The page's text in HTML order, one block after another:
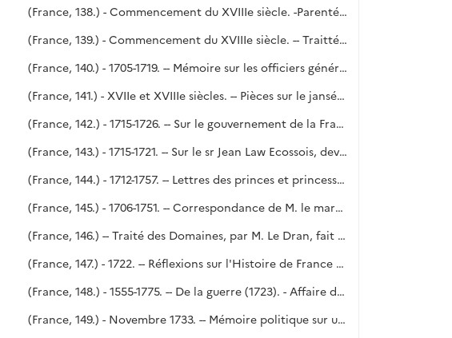
(France, 138.) - Commencement du XVIIIe siècle. -Parenté de Monseigneur le duc de Chartres composée de tous les Roys et de tous les souverains Princes et Princesses de la chrestienté qui vivent présentement.
(France, 139.) - Commencement du XVIIIe siècle. -- Traitté de la Régence. - Étude historique sur les régences depuis les origines de la monarchie française jusqu'au commencement du XVIIIe siècle.
(France, 140.) - 1705-1719. -- Mémoire sur les officiers généraux, sur l'administration en partie double des revenus de l'État et autres questions de finance, par Desmarets. - Lettre du même à Mme de Maintenon (1709). - Mémoire et lettres de Chamillart au roi et à Mme de Maintenon (1705). - Administration des bâtiments du roi par Mansart. - Transfert de l'argenterie des églises à la Monnaie. - Mémoires de d'Argenson sur les finances ; - des députés du Commerce sur le papier monnaie. - Projets relatifs au Guet et à la création d'une Chambre ecclésiastique supérieure.
(France, 141.) - XVIIe et XVIIIe siècles. -- Pièces sur le jansénisme et sur le quiétisme. - Dissertation intitulée : Les trois décisions de l'Église dans l'affaire des cinq propositions de Jansénius.
(France, 142.) - 1715-1726. -- Sur le gouvernement de la France sous la régence du prince Philippe, petit-fils de France, duc d'Orléans, après l'avènement du roy Louis XV au trône à l'âge de cinq ans et demi, le 1er septembre 1715, jusqu'en 1726, par N.-L. Le Dran, chef du Dépôt des Affaires étrangères au Vieux Louvre.
(France, 143.) - 1715-1721. -- Sur le sr Jean Law Ecossois, devenu contrôleur général des finances du royaume de France au tems de la régence du Duc d'Orléans. - Sur les suites du système du sieur Law en France, par N.-L. Le Dran. - Sonnet sur M. Law (1720). - Calotte de M. Law. - L'Abeille, poésie par P.-M.-S. d'Abbeville, gentilhomme ordinaire du roy.
(France, 144.) - 1712-1757. -- Lettres des princes et princesses du sang à M. le duc de Noailles. (Prince de Conty, 1723. - Princesse de Conty, 1736. - Princesses de Conty douairières, 1717-1744. - Mlle de la Roche-sur-Yon, 1737. Duc du Maine, 1712-1736. - Duchesse du Maine, 1716-1737. - Prince de Dombes, 1735-1738. - Comte d'Eu, 1736-1745. - Comte de Toulouse, 1716-1736. - Duc de Penthièvre, 1734-1757. - Duchesse de Penthièvre, 1748. - L. de Vendôme, 1712.) - Noailles.
(France, 145.) - 1706-1751. -- Correspondance de M. le maréchal de Noailles avec divers membres de la famille royale. - Mémoire relatif à divers fiefs acquis par Mlle de Sens. - Noailles.
(France, 146.) -- Traité des Domaines, par M. Le Dran, fait en 1722, 31 décembre, pour l'instruction du jeune roi Louis XV.
(France, 147.) - 1722. -- Réflexions sur l'Histoire de France par M. le comte de Boulainvilliers, avec une lettre préliminaire à Mademoiselle [Cousinot]. - Saint-Simon, n° 31 de l'Inventaire.
(France, 148.) - 1555-1775. -- De la guerre (1723). - Affaire de Hanau Lichtenberg (1749). - Cérémonial du Parlement ; suppliques de Ducs et Princes (1555-1731). - Mémoires sur le gouvernement, le droit public, la monarchie, dont l'un dédié au Dauphin (1749). - Mémoires de Le Dran sur le droit de guerre. - Combien, pour les meilleures lois, il est nécessaire que les esprits soient préparés. (1771.)
(France, 149.) - Novembre 1733. -- Mémoire politique sur un secours général à tirer de tous les sujets du Roy à proportion de leurs revenus. - Mémoire concernant la situation du clergé général et des diocèses particuliers.